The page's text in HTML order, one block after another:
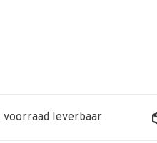
voorraad leverbaar